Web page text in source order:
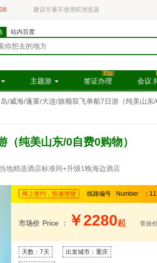
建议尽量不使用IE浏览器
站内百度
主题游 签证办理 会议.
/威海/蓬莱/大连/旅顺双飞单船7日游（纯美山东/
纯美山东/0自费0购物）
地精选酒店标准间+升级1晚海边酒店
网上签约，快速便捷 线路编号 Number ：
市场价 Price ： ￥2280起 青旅
天数：7天 出发城市：重庆